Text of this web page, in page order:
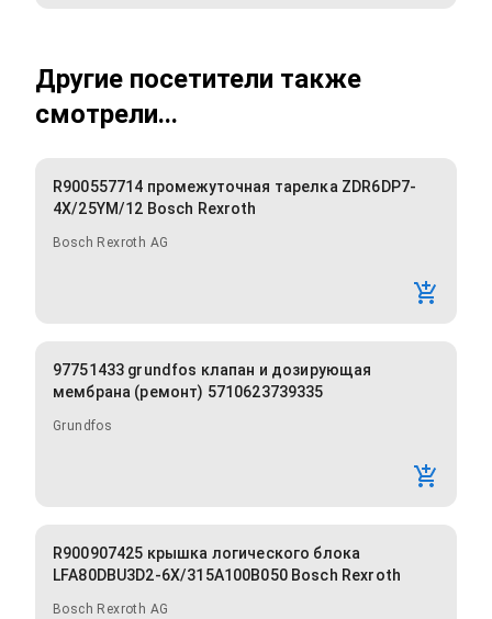
Другие посетители также
смотрели...
R900557714 промежуточная тарелка ZDR6DP7-
4X/25YM/12 Bosch Rexroth
Bosch Rexroth AG
97751433 grundfos клапан и дозирующая
мембрана (ремонт) 5710623739335
Grundfos
R900907425 крышка логического блока
LFA80DBU3D2-6X/315A100B050 Bosch Rexroth
Bosch Rexroth AG